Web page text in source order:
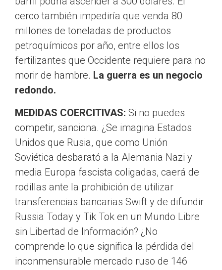
cerco también impediría que venda 80
millones de toneladas de productos
petroquímicos por año, entre ellos los
fertilizantes que Occidente requiere para no
morir de hambre. La guerra es un negocio
redondo.
MEDIDAS COERCITIVAS: Si no puedes
competir, sanciona. ¿Se imagina Estados
Unidos que Rusia, que como Unión
Soviética desbarató a la Alemania Nazi y
media Europa fascista coligadas, caerá de
rodillas ante la prohibición de utilizar
transferencias bancarias Swift y de difundir
Russia Today y Tik Tok en un Mundo Libre
sin Libertad de Información? ¿No
comprende lo que significa la pérdida del
inconmensurable mercado ruso de 146